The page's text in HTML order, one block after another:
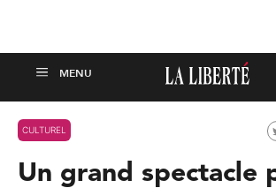
CULTUREL
Un grand spectacle